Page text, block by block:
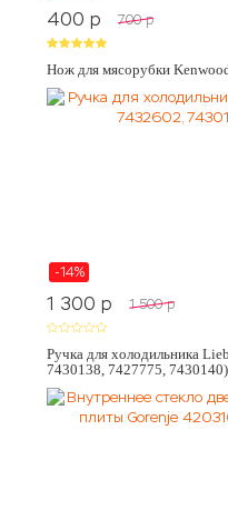
400 p 700 p
Нож для мясорубки
-14%
1 300 p 1 500 p
Ручка для холодильника
7430138, 7427775, 7430140)